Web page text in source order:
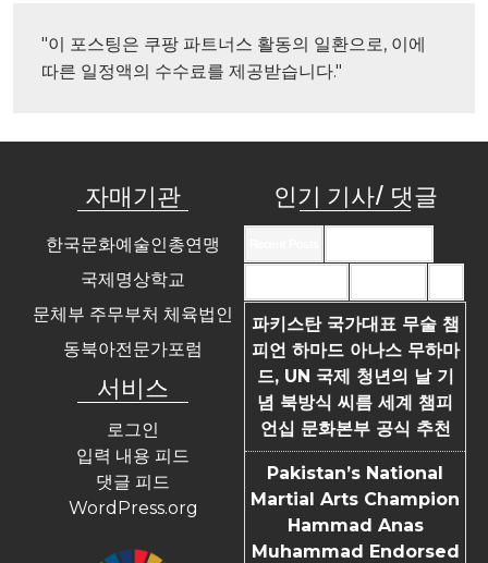
"이 포스팅은 쿠팡 파트너스 활동의 일환으로, 이에
따른 일정액의 수수료를 제공받습니다."
자매기관
한국문화예술인총연맹
국제명상학교
문체부 주무부처 체육법인
동북아전문가포럼
서비스
로그인
입력 내용 피드
댓글 피드
WordPress.org
인기 기사/ 댓글
파키스탄 국가대표 무술 챔
피언 하마드 아나스 무하마
드, UN 국제 청년의 날 기
념 북방식 씨름 세계 챔피
언십 문화본부 공식 추천
Pakistan’s National
Martial Arts Champion
Hammad Anas
Muhammad Endorsed